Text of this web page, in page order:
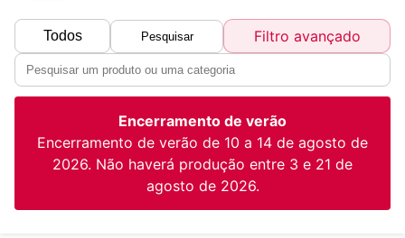
Todos Pesquisar Filtro avançado
Encerramento de verão
Encerramento de verão de 10 a 14 de agosto de
2026. Não haverá produção entre 3 e 21 de
agosto de 2026.